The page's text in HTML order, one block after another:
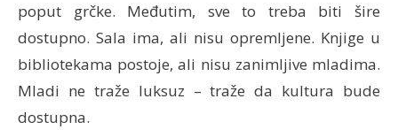
poput grčke. Međutim, sve to treba biti šire
dostupno. Sala ima, ali nisu opremljene. Knjige u
bibliotekama postoje, ali nisu zanimljive mladima.
Mladi ne traže luksuz – traže da kultura bude
dostupna.